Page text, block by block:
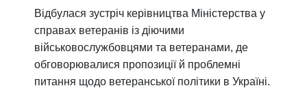
Відбулася зустріч керівництва Міністерства у
справах ветеранів із діючими
військовослужбовцями та ветеранами, де
обговорювалися пропозиції й проблемні
питання щодо ветеранської політики в Україні.